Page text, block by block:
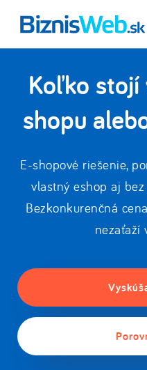
Koľko
shopu
E-shopové riešenie,
vlastný eshop aj
Bezkonkurenčná
nezaťaží